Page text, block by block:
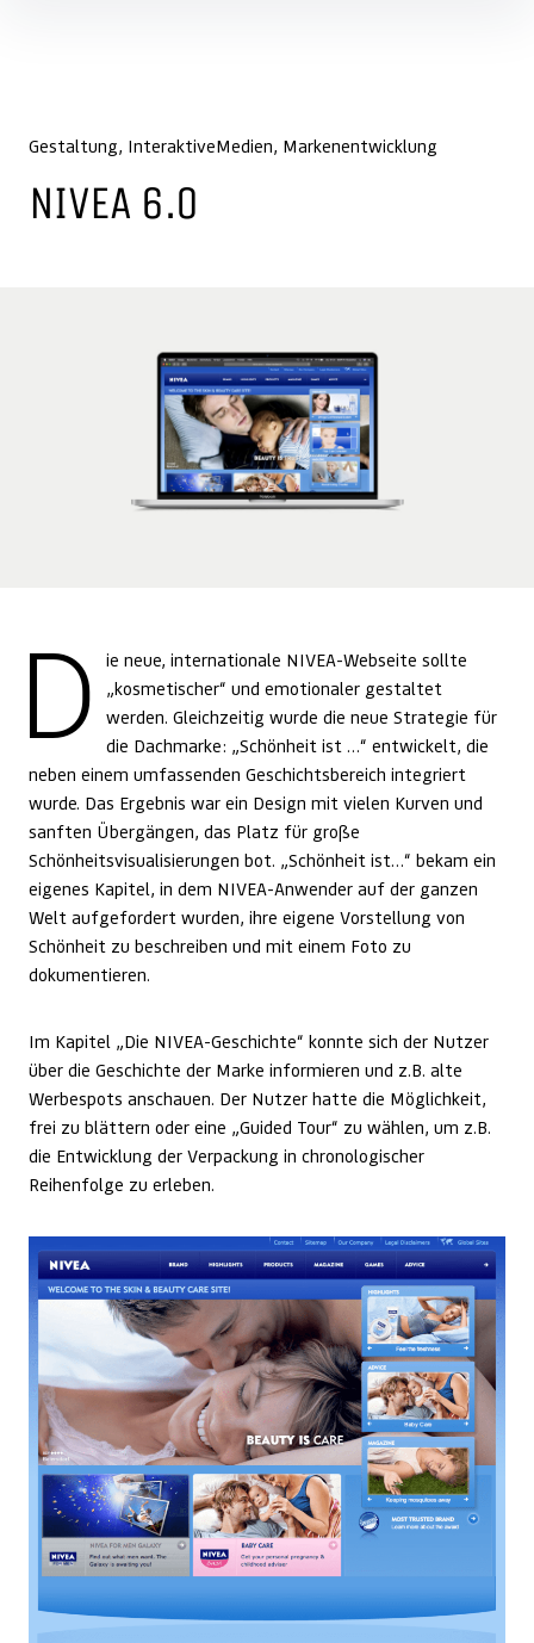
Gestaltung InteraktiveMedien Markenentwicklung
NIVEA 6.0
D
ie neue, internationale NIVEA-Webseite sollte
„kosmetischer“ und emotionaler gestaltet
werden. Gleichzeitig wurde die neue Strategie für
die Dachmarke: „Schönheit ist …“ entwickelt, die
neben einem umfassenden Geschichtsbereich integriert
wurde. Das Ergebnis war ein Design mit vielen Kurven und
sanften Übergängen, das Platz für große
Schönheitsvisualisierungen bot. „Schönheit ist…“ bekam ein
eigenes Kapitel, in dem NIVEA-Anwender auf der ganzen
Welt aufgefordert wurden, ihre eigene Vorstellung von
Schönheit zu beschreiben und mit einem Foto zu
dokumentieren.
Im Kapitel „Die NIVEA-Geschichte“ konnte sich der Nutzer
über die Geschichte der Marke informieren und z.B. alte
Werbespots anschauen. Der Nutzer hatte die Möglichkeit,
frei zu blättern oder eine „Guided Tour“ zu wählen, um z.B.
die Entwicklung der Verpackung in chronologischer
Reihenfolge zu erleben.